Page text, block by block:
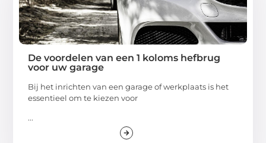
De voordelen van een 1 koloms hefbrug
voor uw garage
Bij het inrichten van een garage of werkplaats is het
essentieel om te kiezen voor
...